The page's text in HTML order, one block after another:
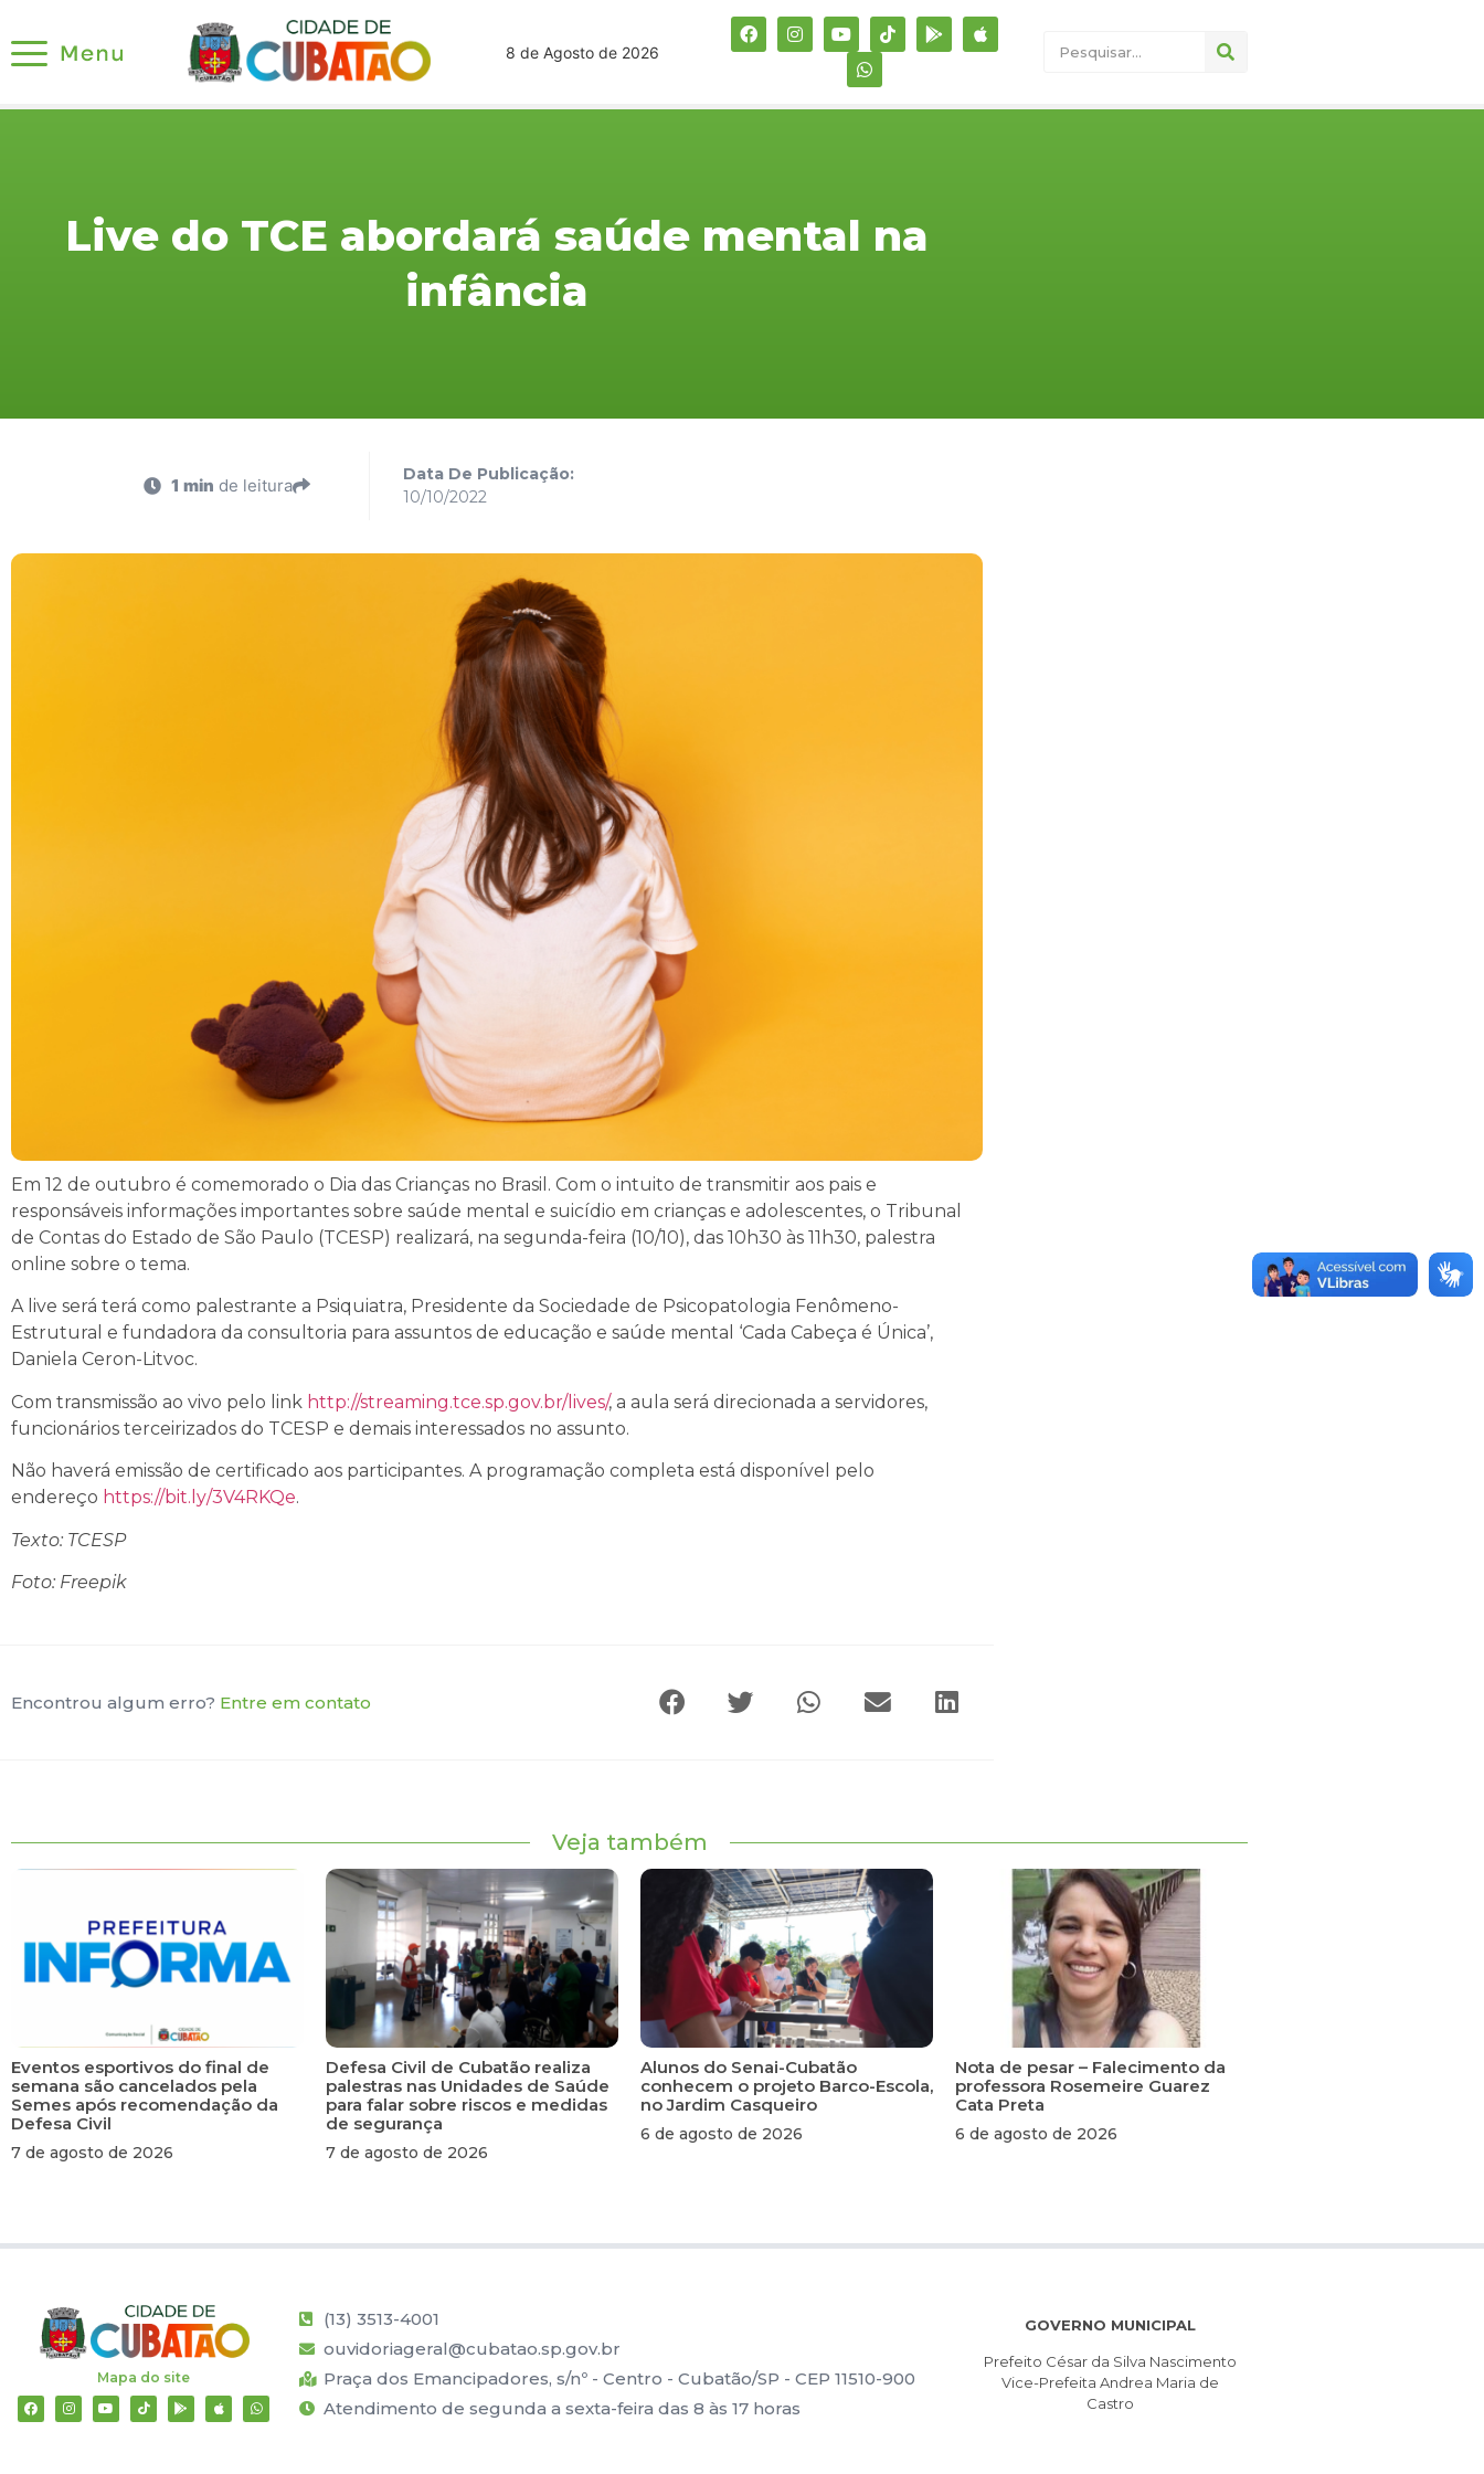
8 de Agosto de 2026
Live do TCE abordará saúde mental na
infância
1 min de leitura
Data De Publicação:
10/10/2022
Em 12 de outubro é comemorado o Dia das Crianças no Brasil. Com o intuito de transmitir aos pais e
responsáveis informações importantes sobre saúde mental e suicídio em crianças e adolescentes, o Tribunal
de Contas do Estado de São Paulo (TCESP) realizará, na segunda-feira (10/10), das 10h30 às 11h30, palestra
online sobre o tema.
A live será terá como palestrante a Psiquiatra, Presidente da Sociedade de Psicopatologia Fenômeno-
Estrutural e fundadora da consultoria para assuntos de educação e saúde mental ‘Cada Cabeça é Única’,
Daniela Ceron-Litvoc.
Com transmissão ao vivo pelo link http://streaming.tce.sp.gov.br/lives/, a aula será direcionada a servidores,
funcionários terceirizados do TCESP e demais interessados no assunto.
Não haverá emissão de certificado aos participantes. A programação completa está disponível pelo
endereço https://bit.ly/3V4RKQe.
Texto: TCESP
Foto: Freepik
Encontrou algum erro? Entre em contato
Veja também
Eventos esportivos do final de
semana são cancelados pela
Semes após recomendação da
Defesa Civil
7 de agosto de 2026
Defesa Civil de Cubatão realiza
palestras nas Unidades de Saúde
para falar sobre riscos e medidas
de segurança
7 de agosto de 2026
Alunos do Senai-Cubatão
conhecem o projeto Barco-Escola,
no Jardim Casqueiro
6 de agosto de 2026
Nota de pesar – Falecimento da
professora Rosemeire Guarez
Cata Preta
6 de agosto de 2026
Mapa do site
(13) 3513-4001
ouvidoriageral@cubatao.sp.gov.br
Praça dos Emancipadores, s/nº - Centro - Cubatão/SP - CEP 11510-900
Atendimento de segunda a sexta-feira das 8 às 17 horas
GOVERNO MUNICIPAL
Prefeito César da Silva Nascimento
Vice-Prefeita Andrea Maria de
Castro